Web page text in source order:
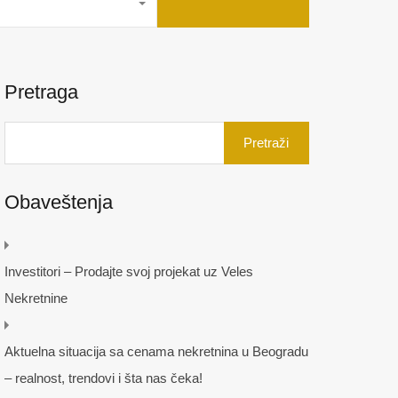
Pretraga
Obaveštenja
Investitori – Prodajte svoj projekat uz Veles
Nekretnine
Aktuelna situacija sa cenama nekretnina u Beogradu
– realnost, trendovi i šta nas čeka!